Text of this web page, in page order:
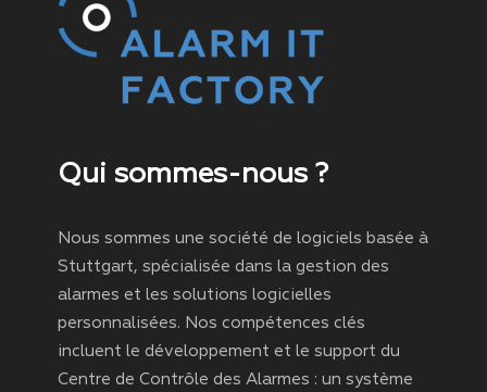
Qui sommes-nous ?
Nous sommes une société de logiciels basée à
Stuttgart, spécialisée dans la gestion des
alarmes et les solutions logicielles
personnalisées. Nos compétences clés
incluent le développement et le support du
Centre de Contrôle des Alarmes : un système